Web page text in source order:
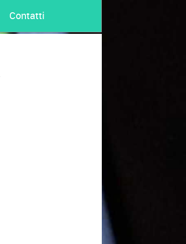
Contatti